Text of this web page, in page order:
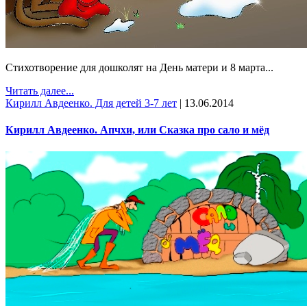
Стихотворение для дошколят на День матери и 8 марта...
Читать далее...
Кирилл Авдеенко. Для детей 3-7 лет | 13.06.2014
Кирилл Авдеенко. Апчхи, или Сказка про сало и мёд